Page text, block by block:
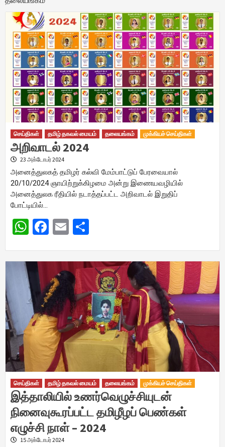
செய்திகள் தமிழ் தகவல் மையம் தலையங்கம் முக்கியச் செய்திகள்
அறிவாடல் 2024
23 அக்டோபர் 2024
அனைத்துலகத் தமிழர் கல்வி மேம்பாட்டுப் பேரவையால்
20/10/2024 ஞாயிற்றுக்கிழமை அன்று இணையவழியில்
அனைத்துலக ரீதியில் நடாத்தப்பட்ட அறிவாடல் இறுதிப்
போட்டியில்…
WhatsApp
Facebook
Email
செய்திகள் தமிழ் தகவல் மையம் தலையங்கம் முக்கியச் செய்திகள்
இத்தாலியில் உணர்வெழுச்சியுடன்
நினைவுகூரப்பட்ட தமிழீழப் பெண்கள்
எழுச்சி நாள் – 2024
15 அக்டோபர் 2024